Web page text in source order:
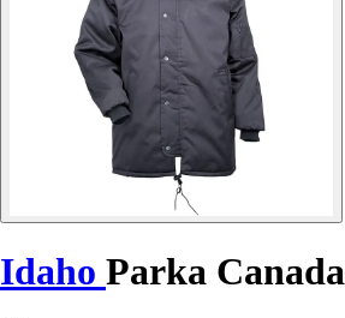
Idaho Parka Canada